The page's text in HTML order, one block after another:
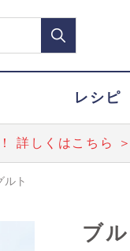
レシピ
詳しくはこちら ＞
ルト
ブ